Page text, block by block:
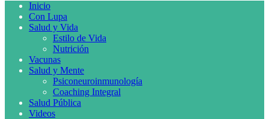
Inicio
Con Lupa
Salud y Vida
Estilo de Vida
Nutrición
Vacunas
Salud y Mente
Psiconeuroinmunología
Coaching Integral
Salud Pública
Videos